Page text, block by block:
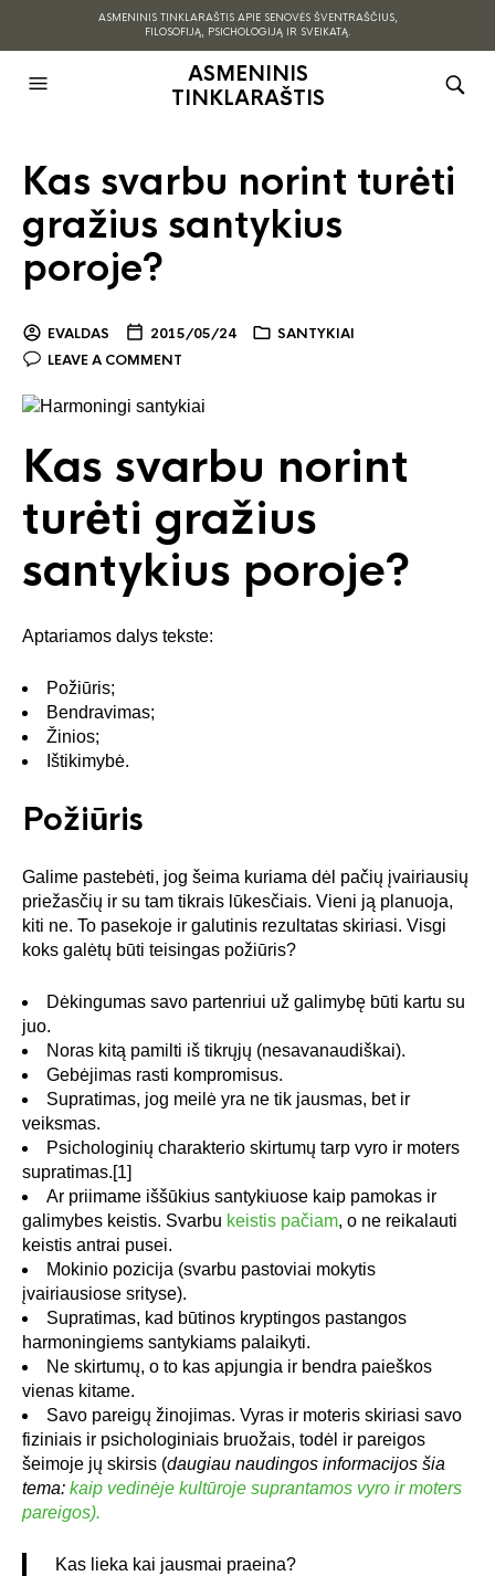
ASMENINIS TINKLARAŠTIS APIE SENOVĖS ŠVENTRAŠČIUS,
FILOSOFIJĄ, PSICHOLOGIJĄ IR SVEIKATĄ.
ASMENINIS
TINKLARAŠTIS
Kas svarbu norint turėti
gražius santykius
poroje?
EVALDAS 2015/05/24
SANTYKIAI
LEAVE A COMMENT
Kas svarbu norint
turėti gražius
santykius poroje?
Aptariamos dalys tekste:
Požiūris;
Bendravimas;
Žinios;
Ištikimybė.
Požiūris
Galime pastebėti, jog šeima kuriama dėl pačių įvairiausių
priežasčių ir su tam tikrais lūkesčiais. Vieni ją planuoja,
kiti ne. To pasekoje ir galutinis rezultatas skiriasi. Visgi
koks galėtų būti teisingas požiūris?
Dėkingumas savo partenriui už galimybę būti kartu su
juo.
Noras kitą pamilti iš tikrųjų (nesavanaudiškai).
Gebėjimas rasti kompromisus.
Supratimas, jog meilė yra ne tik jausmas, bet ir
veiksmas.
Psichologinių charakterio skirtumų tarp vyro ir moters
supratimas.[1]
Ar priimame iššūkius santykiuose kaip pamokas ir
galimybes keistis. Svarbu keistis pačiam, o ne reikalauti
keistis antrai pusei.
Mokinio pozicija (svarbu pastoviai mokytis
įvairiausiose srityse).
Supratimas, kad būtinos kryptingos pastangos
harmoningiems santykiams palaikyti.
Ne skirtumų, o to kas apjungia ir bendra paieškos
vienas kitame.
Savo pareigų žinojimas. Vyras ir moteris skiriasi savo
fiziniais ir psichologiniais bruožais, todėl ir pareigos
šeimoje jų skirsis (daugiau naudingos informacijos šia
tema: kaip vedinėje kultūroje suprantamos vyro ir moters
pareigos).
Kas lieka kai jausmai praeina?